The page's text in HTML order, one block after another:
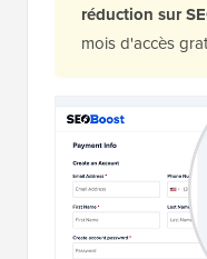
réduction sur
mois d'accès